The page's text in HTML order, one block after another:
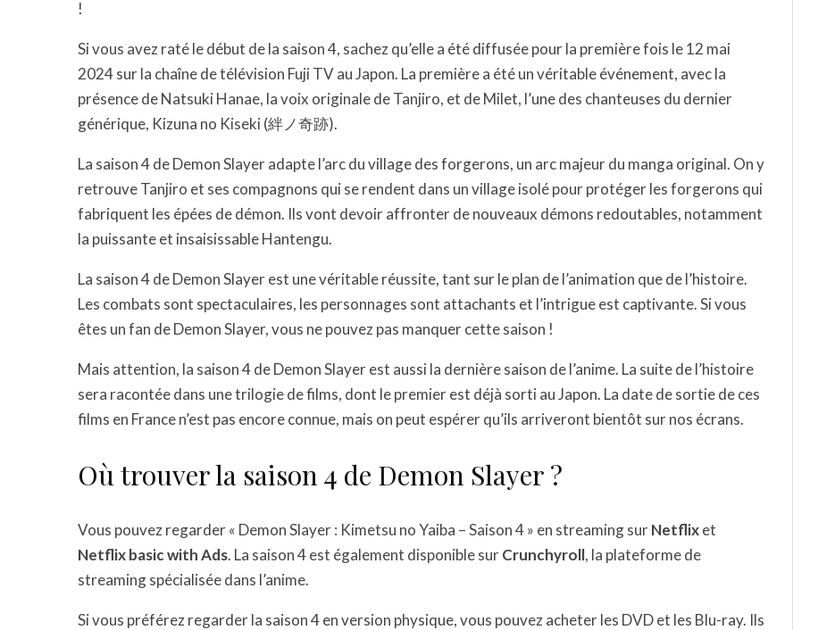
!
Si vous avez raté le début de la saison 4, sachez qu’elle a été diffusée pour la première fois le 12 mai
2024 sur la chaîne de télévision Fuji TV au Japon. La première a été un véritable événement, avec la
présence de Natsuki Hanae, la voix originale de Tanjiro, et de Milet, l’une des chanteuses du dernier
générique, Kizuna no Kiseki (絆ノ奇跡).
La saison 4 de Demon Slayer adapte l’arc du village des forgerons, un arc majeur du manga original. On y
retrouve Tanjiro et ses compagnons qui se rendent dans un village isolé pour protéger les forgerons qui
fabriquent les épées de démon. Ils vont devoir affronter de nouveaux démons redoutables, notamment
la puissante et insaisissable Hantengu.
La saison 4 de Demon Slayer est une véritable réussite, tant sur le plan de l’animation que de l’histoire.
Les combats sont spectaculaires, les personnages sont attachants et l’intrigue est captivante. Si vous
êtes un fan de Demon Slayer, vous ne pouvez pas manquer cette saison !
Mais attention, la saison 4 de Demon Slayer est aussi la dernière saison de l’anime. La suite de l’histoire
sera racontée dans une trilogie de films, dont le premier est déjà sorti au Japon. La date de sortie de ces
films en France n’est pas encore connue, mais on peut espérer qu’ils arriveront bientôt sur nos écrans.
Où trouver la saison 4 de Demon Slayer ?
Vous pouvez regarder « Demon Slayer : Kimetsu no Yaiba – Saison 4 » en streaming surNetflixet
Netflix basic with Ads. La saison 4 est également disponible surCrunchyroll, la plateforme de
streaming spécialisée dans l’anime.
Si vous préférez regarder la saison 4 en version physique, vous pouvez acheter les DVD et les Blu-ray. Ils